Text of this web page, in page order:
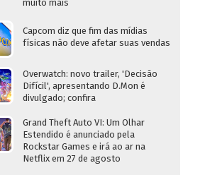
muito mais
Capcom diz que fim das mídias
físicas não deve afetar suas vendas
Overwatch: novo trailer, 'Decisão
Difícil', apresentando D.Mon é
divulgado; confira
Grand Theft Auto VI: Um Olhar
Estendido é anunciado pela
Rockstar Games e irá ao ar na
Netflix em 27 de agosto